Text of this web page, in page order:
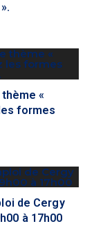
«
formes
de Cergy
à 17h00